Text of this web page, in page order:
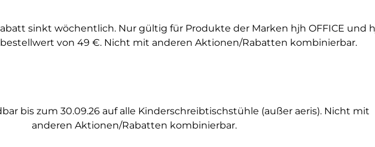
sinkt wöchentlich. Nur gültig für Produkte der Marken hjh OFFICE und
von 49 €. Nicht mit anderen Aktionen/Rabatten kombinierbar.
bis zum 30.09.26 auf alle Kinderschreibtischstühle (außer aeris). Nicht mit
anderen Aktionen/Rabatten kombinierbar.